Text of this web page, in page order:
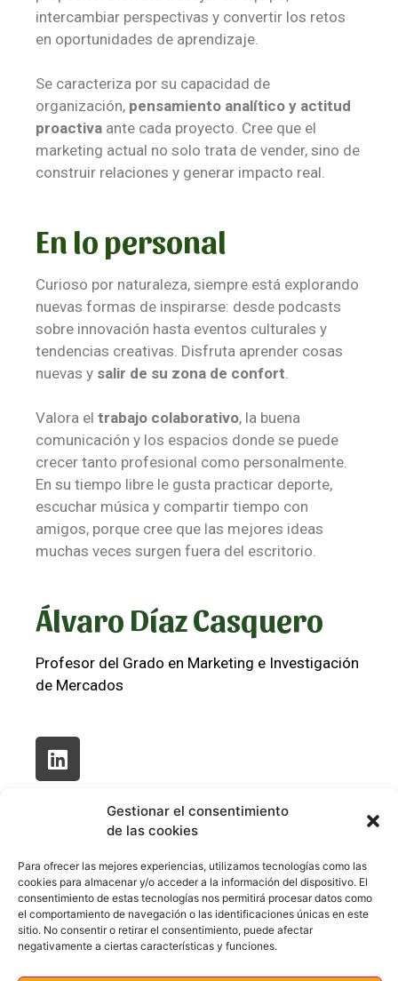
Gestionar el consentimiento
de las cookies
Para ofrecer las mejores experiencias, utilizamos tecnologías como las
cookies para almacenar y/o acceder a la información del dispositivo. El
consentimiento de estas tecnologías nos permitirá procesar datos como
el comportamiento de navegación o las identificaciones únicas en este
sitio. No consentir o retirar el consentimiento, puede afectar
negativamente a ciertas características y funciones.
intercambiar perspectivas y convertir los retos
en oportunidades de aprendizaje.
Se caracteriza por su capacidad de
organización, pensamiento analítico y actitud
proactiva ante cada proyecto. Cree que el
marketing actual no solo trata de vender, sino de
construir relaciones y generar impacto real.
En lo personal
Curioso por naturaleza, siempre está explorando
nuevas formas de inspirarse: desde podcasts
sobre innovación hasta eventos culturales y
tendencias creativas. Disfruta aprender cosas
nuevas y salir de su zona de confort
Valora el trabajo colaborativo, la buena
comunicación y los espacios donde se puede
crecer tanto profesional como personalmente.
En su tiempo libre le gusta practicar deporte,
escuchar música y compartir tiempo con
amigos, porque cree que las mejores ideas
muchas veces surgen fuera del escritorio.
Álvaro Díaz Casquero
Profesor del Grado en Marketing e Investigación
de Mercados